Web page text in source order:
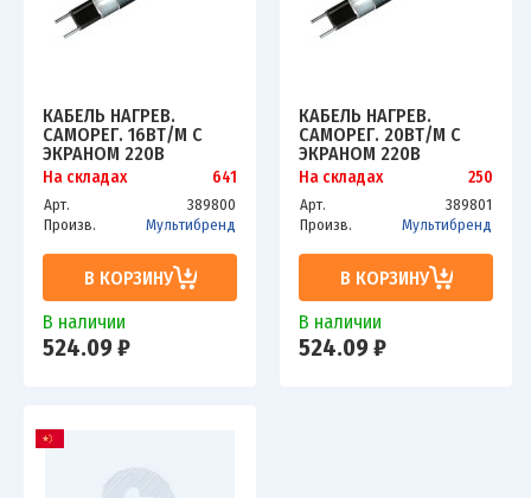
КАБЕЛЬ НАГРЕВ.
САМОРЕГ. 16ВТ/М С
ЭКРАНОМ 220В
СЕРТИФИКАТ EX
EXTHERM SLL16
На складах 641
Арт.
389800
Произв.
Мультибренд
В КОРЗИНУ
В наличии
524.09 ₽
КАБЕЛЬ НАГРЕВ.
САМОРЕГ. 20ВТ/М С
ЭКРАНОМ 220В
СЕРТИФИКАТ EX
EXTHERM SLL20-2CR
На складах 250
Арт.
389801
Произв.
Мультибренд
В КОРЗИНУ
В наличии
524.09 ₽